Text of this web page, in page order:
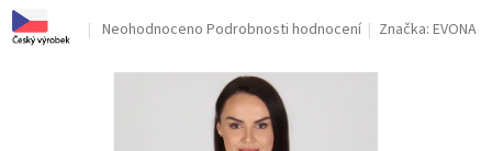
Průměrné
produktu
Neohodnoceno Podrobnosti hodnocení Značka:EVONA